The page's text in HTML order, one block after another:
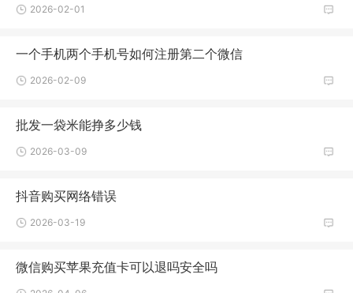
2026-02-01
一个手机两个手机号如何注册第二个微信
2026-02-09
批发一袋米能挣多少钱
2026-03-09
抖音购买网络错误
2026-03-19
微信购买苹果充值卡可以退吗安全吗